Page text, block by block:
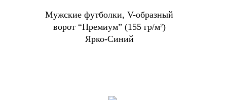
Мужские футболки, V-образный
ворот “Премиум” (155 гр/м²)
Ярко-Синий